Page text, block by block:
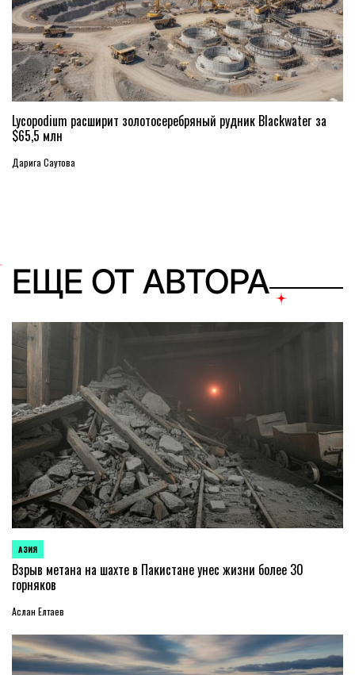
Lycopodium расширит золотосеребряный рудник Blackwater за
$65,5 млн
Дарига Саутова
ЕЩЕ ОТ АВТОРА
ОПУБЛИКОВАНО
В
АЗИЯ
Взрыв метана на шахте в Пакистане унес жизни более 30
горняков
Аслан Елтаев